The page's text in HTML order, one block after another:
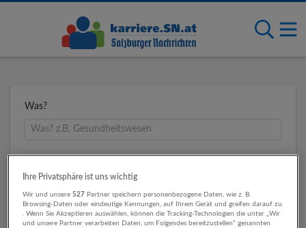
Was?
Umkreis
Ihre Privatsphäre ist uns wichtig
Wir und unsere527 Partner speichern personenbezogene Daten, wie z. B.
Browsing-Daten oder eindeutige Kennungen, auf Ihrem Gerät und greifen darauf zu
. Wenn Sie Akzeptieren auswählen, können die Tracking-Technologien die unter „Wir
und unsere Partner verarbeiten Daten, um Folgendes bereitzustellen“ genannten